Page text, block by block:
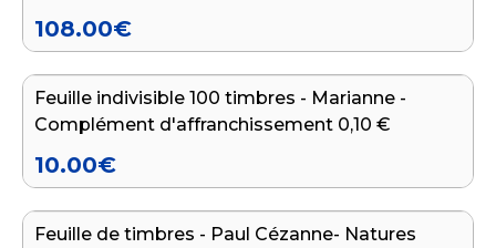
108.00€
Feuille indivisible 100 timbres - Marianne -
Complément d'affranchissement 0,10 €
10.00€
Feuille de timbres - Paul Cézanne- Natures